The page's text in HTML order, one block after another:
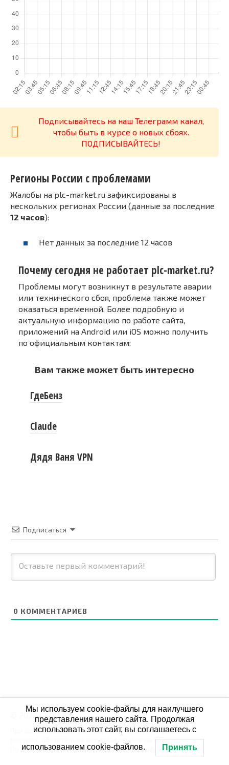
Подписывайтесь на наш Телеграмм канал,
чтобы быть в курсе о новых сбоях.
ПОДПИСЫВАЙТЕСЬ!
Регионы России с проблемами
Жалобы на plc-market.ru зафиксированы в
нескольких регионах России (данные за последние
12 часов):
Нет данных за последние 12 часов
Почему сегодня не работает plc-market.ru?
Проблемы могут возникнут в результате аварии
или технического сбоя, проблема также может
оказаться временной. Более подробную и
актуальную информацию по работе сайта,
приложений на Android или iOS можно получить
по официальным контактам:
Вам также может быть интересно
ГдеБенз
Claude
Дядя Ваня VPN
Подписаться
0 КОММЕНТАРИЕВ
© 2026 СБОЙ.РФ
При использовании данных мониторинга на своих
ресурах, обязательна активная ссылка на Сбой.рф
По всем вопросам пишите: admin@сбой.рф
Мы используем cookie-файлы для наилучшего
представления нашего сайта. Продолжая
использовать этот сайт, вы соглашаетесь с
использованием cookie-файлов. Принять